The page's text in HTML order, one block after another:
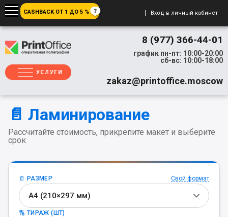
CASHBACK ОТ 1 ДО 5 % Вход в личный кабинет
УСЛУГИ
8 (977) 366-44-01
график пн-пт: 10:00-20:00
сб-вс: 10:00-18:00
zakaz@printoffice.moscow
📄 Ламинирование
Рассчитайте стоимость, прикрепите макет и выберите
срок
📄 РАЗМЕР Свой формат
А4 (210×297 мм)
🔢 ТИРАЖ (ШТ)